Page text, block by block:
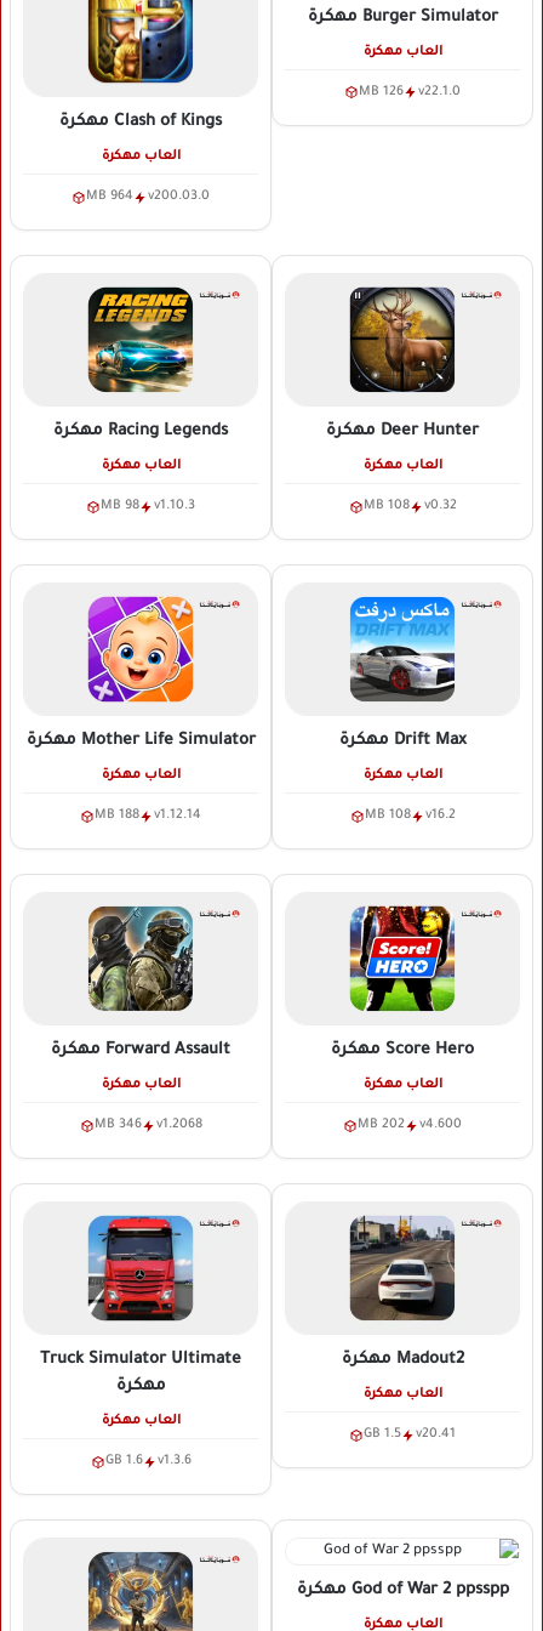
Burger Simulator مهكرة
العاب مهكرة
v22.1.0
126 MB
Clash of Kings مهكرة
العاب مهكرة
v200.03.0
964 MB
Deer Hunter مهكرة
العاب مهكرة
v0.32
108 MB
Racing Legends مهكرة
العاب مهكرة
v1.10.3
98 MB
Drift Max مهكرة
العاب مهكرة
v16.2
108 MB
Mother Life Simulator مهكرة
العاب مهكرة
v1.12.14
188 MB
Score Hero مهكرة
العاب مهكرة
v4.600
202 MB
Forward Assault مهكرة
العاب مهكرة
v1.2068
346 MB
Madout2 مهكرة
العاب مهكرة
v20.41
1.5 GB
Truck Simulator Ultimate
مهكرة
العاب مهكرة
v1.3.6
1.6 GB
God of War 2 ppsspp مهكرة
العاب مهكرة